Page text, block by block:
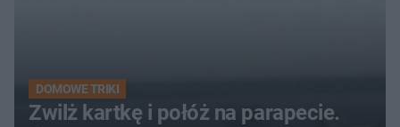
DOMOWE TRIKI
Zwilż kartkę i połóż na parapecie.